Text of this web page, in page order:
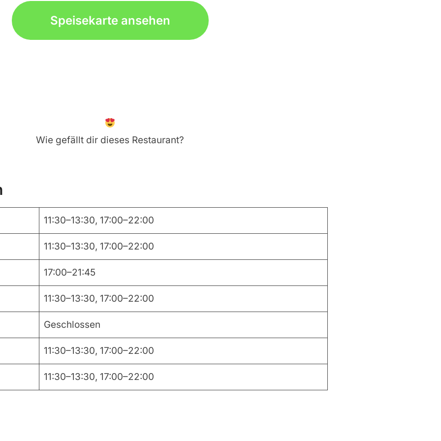
Speisekarte ansehen
Wie gefällt dir dieses Restaurant?
11:30–13:30, 17:00–22:00
11:30–13:30, 17:00–22:00
17:00–21:45
11:30–13:30, 17:00–22:00
Geschlossen
11:30–13:30, 17:00–22:00
11:30–13:30, 17:00–22:00